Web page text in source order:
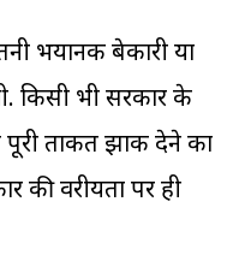
भयानक बेकारी या
किसी भी सरकार के
पूरी ताकत झोंक देने का
की वरीयता पर ही